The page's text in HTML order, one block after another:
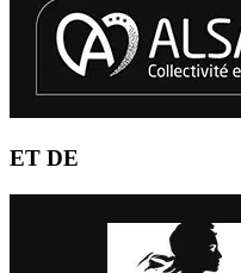
ET DE